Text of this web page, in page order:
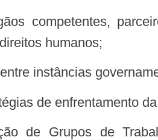
humanos;
instâncias
de enfrentamento